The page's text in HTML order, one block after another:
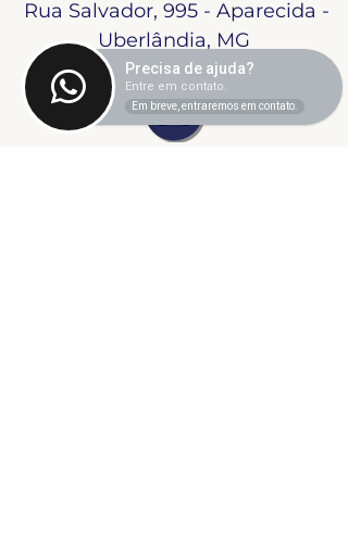
Rua Salvador, 995 - Aparecida -
Uberlândia, MG
Precisa de ajuda?
Entre em contato.
Em breve, entraremos em contato.